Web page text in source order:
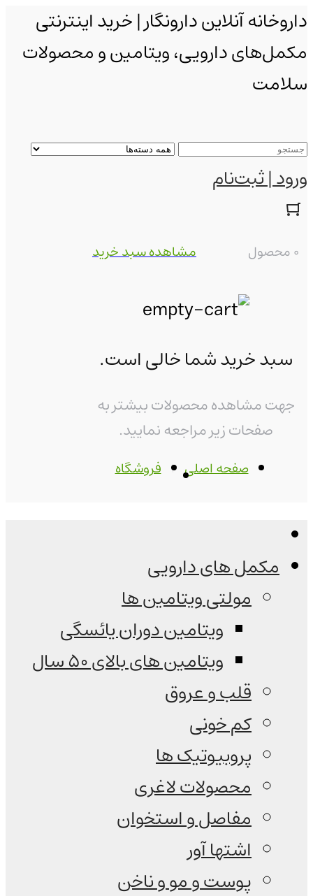
داروخانه آنلاین دارونگار | خرید اینترنتی
مکمل‌های دارویی، ویتامین و محصولات
سلامت
ورود | ثبت‌نام
0 محصول مشاهده سبد خرید
سبد خرید شما خالی است.
جهت مشاهده محصولات بیشتر به
صفحات زیر مراجعه نمایید.
صفحه اصلی فروشگاه
مکمل های دارویی
مولتی ویتامین ها
ویتامین دوران یائسگی
ویتامین های بالای 50 سال
قلب و عروق
کم خونی
پروبیوتیک ها
محصولات لاغری
مفاصل و استخوان
اشتها آور
پوست و مو و ناخن